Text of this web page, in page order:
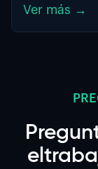
Ver más →